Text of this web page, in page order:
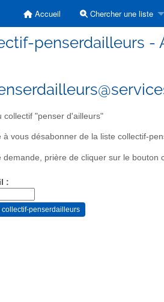
Accueil Chercher une liste
penserdailleurs -
collectif "penser d'ailleurs"
à vous désabonner de la liste collectif-
demande, prière de cliquer sur le bouton
: